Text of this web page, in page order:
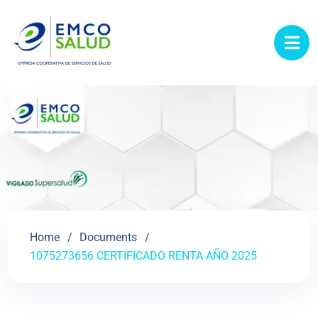
Home
Documents
1075273656 CERTIFICADO RENTA AÑO 2025